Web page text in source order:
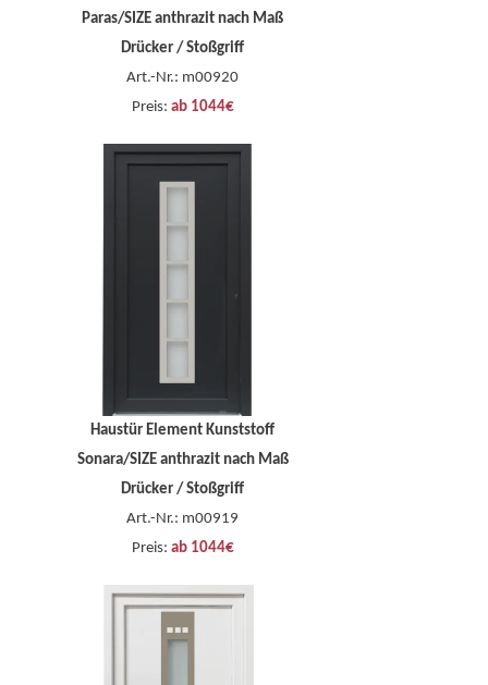
Paras/SIZE anthrazit nach Maß
Drücker / Stoßgriff
Art.-Nr.: m00920
Preis: ab 1044€
Haustür Element Kunststoff
Sonara/SIZE anthrazit nach Maß
Drücker / Stoßgriff
Art.-Nr.: m00919
Preis: ab 1044€